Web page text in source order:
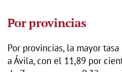
Por provincias
Por provincias, la mayor
a Ávila, con el 11,89 por